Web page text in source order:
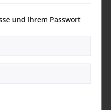
und Ihrem Passwort